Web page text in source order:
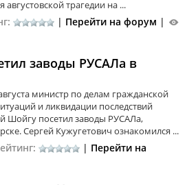
трагедии на ...
| Перейти на форум |
заводы РУСАЛа в
министр по делам гражданской
и ликвидации последствий
Шойгу посетил заводы РУСАЛа,
Сергей Кужугетович ознакомился ...
| Перейти на